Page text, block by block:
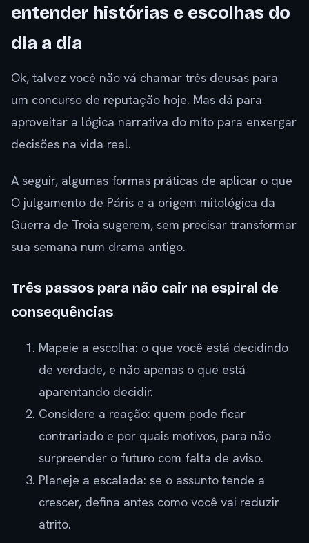
entender histórias e escolhas do
dia a dia
Ok, talvez você não vá chamar três deusas para
um concurso de reputação hoje. Mas dá para
aproveitar a lógica narrativa do mito para enxergar
decisões na vida real.
A seguir, algumas formas práticas de aplicar o que
O julgamento de Páris e a origem mitológica da
Guerra de Troia sugerem, sem precisar transformar
sua semana num drama antigo.
Três passos para não cair na espiral de
consequências
Mapeie a escolha: o que você está decidindo
de verdade, e não apenas o que está
aparentando decidir.
Considere a reação: quem pode ficar
contrariado e por quais motivos, para não
surpreender o futuro com falta de aviso.
Planeje a escalada: se o assunto tende a
crescer, defina antes como você vai reduzir
atrito.